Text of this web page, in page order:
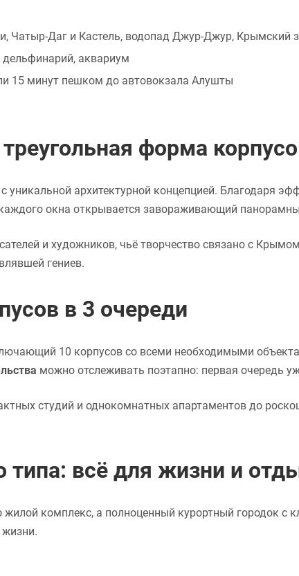
Чатыр-Даг и Кастель, водопад Джур-Джур, Крымский
дельфинарий, аквариум
15 минут пешком до автовокзала Алушты
форма
уникальной архитектурной концепцией. Благодаря
окна открывается завораживающий
и художников, чьё творчество связано с
гениев.
в 3 очереди
10 корпусов со всеми необходимыми
можно отслеживать поэтапно: первая очередь
студий и однокомнатных апартаментов до
типа: всё для жизни и
жилой комплекс, а полноценный курортный городок с